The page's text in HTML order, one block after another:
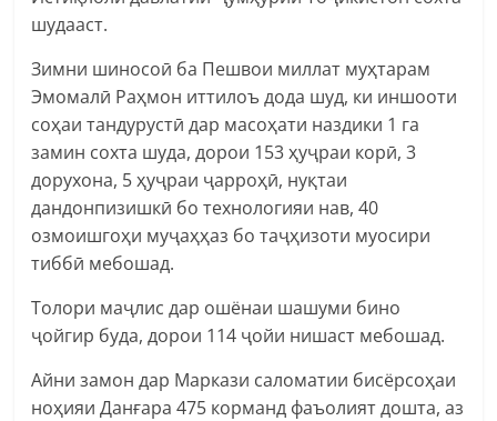
шудааст.
Зимни шиносоӣ ба Пешвои миллат муҳтарам
Эмомалӣ Раҳмон иттилоъ дода шуд, ки иншооти
соҳаи тандурустӣ дар масоҳати наздики 1 га
замин сохта шуда, дорои 153 ҳуҷраи корӣ, 3
дорухона, 5 ҳуҷраи ҷарроҳӣ, нуқтаи
дандонпизишкӣ бо технологияи нав, 40
озмоишгоҳи муҷаҳҳаз бо таҷҳизоти муосири
тиббӣ мебошад.
Толори маҷлис дар ошёнаи шашуми бино
ҷойгир буда, дорои 114 ҷойи нишаст мебошад.
Айни замон дар Маркази саломатии бисёрсоҳаи
ноҳияи Данғара 475 корманд фаъолият дошта, аз